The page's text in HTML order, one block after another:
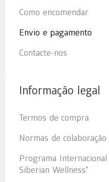
Como encomendar
Envio e pagamento
Contacte-nos
Informação legal
Termos de compra
Normas de colaboração
Programa
Siberian Wellness"